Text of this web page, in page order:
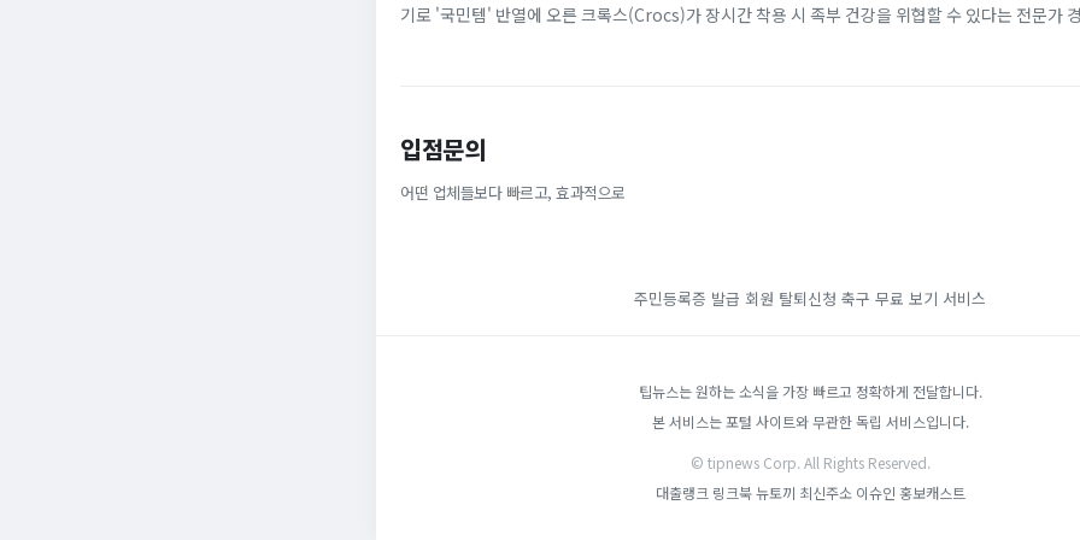
기로 '국민템' 반열에 오른 크록스(Crocs)가 장시간 착용 시 족부 건강을 위협할 수 있다는 전문가 경
입점문의
어떤 업체들보다 빠르고, 효과적으로
주민등록증 발급 회원 탈퇴신청 축구 무료 보기 서비스
팁뉴스는 원하는 소식을 가장 빠르고 정확하게 전달합니다.
본 서비스는 포털 사이트와 무관한 독립 서비스입니다.
© tipnews Corp. All Rights Reserved.
대출랭크 링크북 뉴토끼 최신주소 이슈인 홍보캐스트